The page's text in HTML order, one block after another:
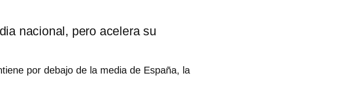
nacional, pero acelera su
por debajo de la media de España, la